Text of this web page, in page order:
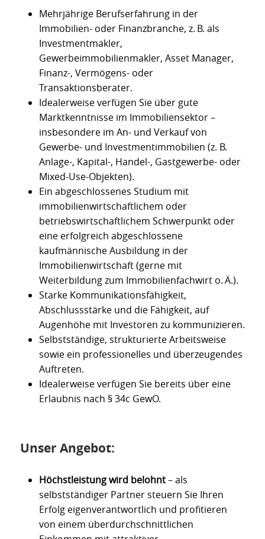
Mehrjährige Berufserfahrung in der
Immobilien- oder Finanzbranche, z. B. als
Investmentmakler,
Gewerbeimmobilienmakler, Asset Manager,
Finanz-, Vermögens- oder
Transaktionsberater.
Idealerweise verfügen Sie über gute
Marktkenntnisse im Immobiliensektor –
insbesondere im An- und Verkauf von
Gewerbe- und Investmentimmobilien (z. B.
Anlage-, Kapital-, Handel-, Gastgewerbe- oder
Mixed-Use-Objekten).
Ein abgeschlossenes Studium mit
immobilienwirtschaftlichem oder
betriebswirtschaftlichem Schwerpunkt oder
eine erfolgreich abgeschlossene
kaufmännische Ausbildung in der
Immobilienwirtschaft (gerne mit
Weiterbildung zum Immobilienfachwirt o. Ä.).
Starke Kommunikationsfähigkeit,
Abschlussstärke und die Fähigkeit, auf
Augenhöhe mit Investoren zu kommunizieren.
Selbstständige, strukturierte Arbeitsweise
sowie ein professionelles und überzeugendes
Auftreten.
Idealerweise verfügen Sie bereits über eine
Erlaubnis nach § 34c GewO.
Unser Angebot:
Höchstleistung wird belohnt– als
selbstständiger Partner steuern Sie Ihren
Erfolg eigenverantwortlich und profitieren
von einem überdurchschnittlichen